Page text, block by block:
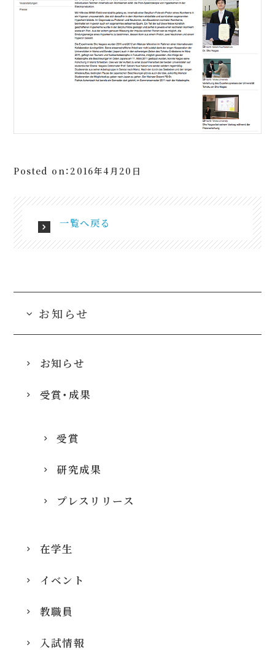
Posted on：2016年4月20日
一覧へ戻る
お知らせ
お知らせ
受賞・成果
受賞
研究成果
プレスリリース
在学生
イベント
教職員
入試情報